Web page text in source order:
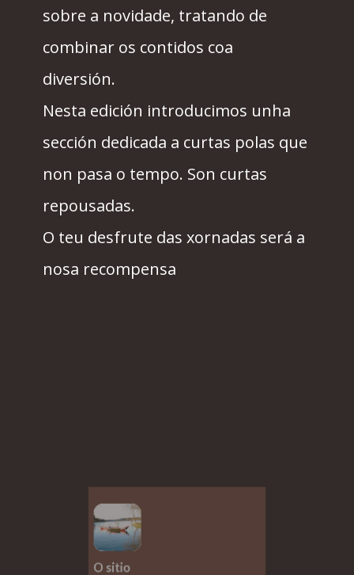
sobre a novidade, tratando de
combinar os contidos coa
diversión.
Nesta edición introducimos unha
sección dedicada a curtas polas que
non pasa o tempo. Son curtas
repousadas.
O teu desfrute das xornadas será a
nosa recompensa
pasada edición, nos xardíns da casa rural
Abadía de Eiras. A aldea do mesmo nome,
en O Rosal, está situada á beira do Miño, a
curta distancia de Vigo e a un pasiño de A